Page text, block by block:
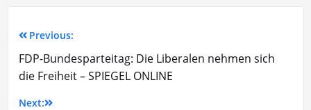
Previous:
FDP-Bundesparteitag: Die Liberalen nehmen sich
die Freiheit – SPIEGEL ONLINE
Next: